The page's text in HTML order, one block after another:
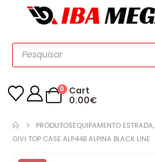
0
Cart
0.00€
PRODUTOSEQUIPAMENTO ESTRADA,
GIVI TOP CASE ALP44B ALPINA BLACK LINE